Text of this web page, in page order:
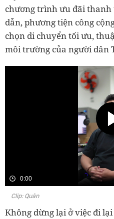
chương trình ưu đãi
dẫn, phương tiện công
chọn di chuyển tối ưu,
môi trường của người dân
0:00
Clip: Quân
Không dừng lại ở việc đi